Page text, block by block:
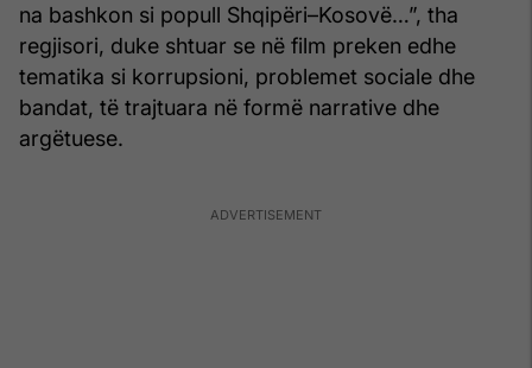
na bashkon si popull Shqipëri–Kosovë…”, tha
regjisori, duke shtuar se në film preken edhe
tematika si korrupsioni, problemet sociale dhe
bandat, të trajtuara në formë narrative dhe
argëtuese.